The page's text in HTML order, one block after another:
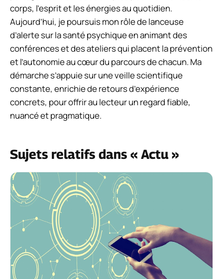
corps, l’esprit et les énergies au quotidien.
Aujourd’hui, je poursuis mon rôle de lanceuse
d’alerte sur la santé psychique en animant des
conférences et des ateliers qui placent la prévention
et l’autonomie au cœur du parcours de chacun. Ma
démarche s’appuie sur une veille scientifique
constante, enrichie de retours d’expérience
concrets, pour offrir au lecteur un regard fiable,
nuancé et pragmatique.
Sujets relatifs dans « Actu »